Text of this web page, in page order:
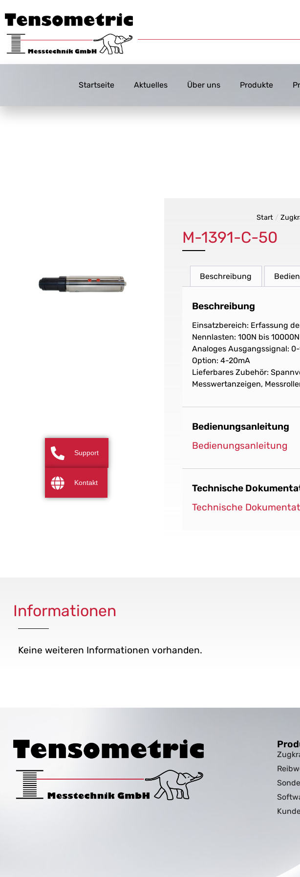
Startseite Aktuelles Über uns Produkte
Start /
M-1391-C-50
Beschreibung
Beschreibung
Einsatzbereich: Erfassung
Nennlasten: 100N bis 10000N
Analoges Ausgangssignal: 0-
Option: 4-20mA
Lieferbares Zubehör:
Messwertanzeigen,
Bedienungsanleitung
Bedienungsanleitung
Technische
Technische
Informationen
Keine weiteren Informationen vorhanden.
Support
Kontakt